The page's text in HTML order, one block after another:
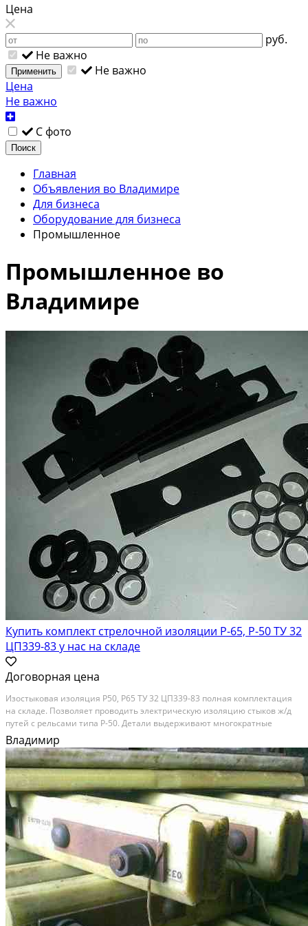
Цена
руб.
Не важно
Применить
Не важно
Цена
Не важно
С фото
Поиск
Главная
Объявления во Владимире
Для бизнеса
Оборудование для бизнеса
Промышленное
Промышленное во
Владимире
Купить комплект стрелочной изоляции Р-65, Р-50 ТУ 32
ЦП339-83 у нас на складе
Договорная цена
Изостыковая изоляция Р50, Р65 ТУ 32 ЦП339-83 полная комплектация
на складе. Позволяет проводить электрическую изоляцию стыков ж/д
путей с рельсами типа Р-50. Детали выдерживают многократные
нагрузки, изготовлены из морозоустойчивой полиамидной
композиции. Комплектация: 1)Прокладка боковая...
Владимир